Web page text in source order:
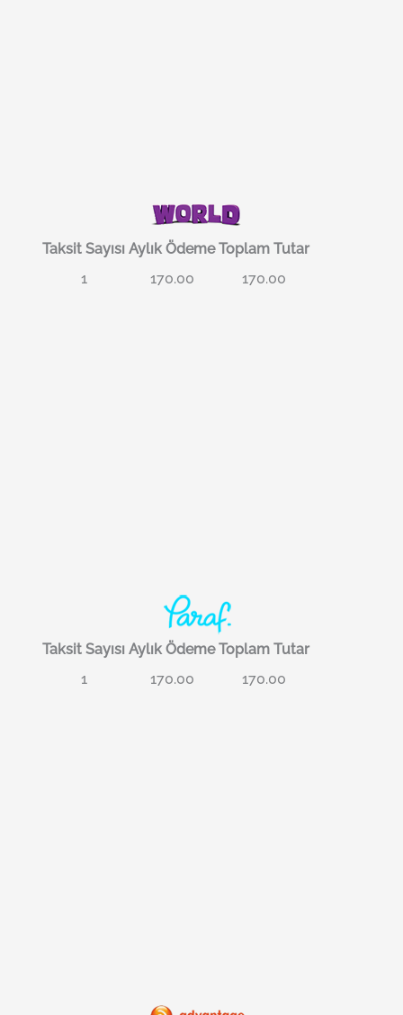
Taksit Sayısı Aylık Ödeme Toplam Tutar
1
170.00 170.00
Taksit Sayısı Aylık Ödeme Toplam Tutar
1
170.00 170.00